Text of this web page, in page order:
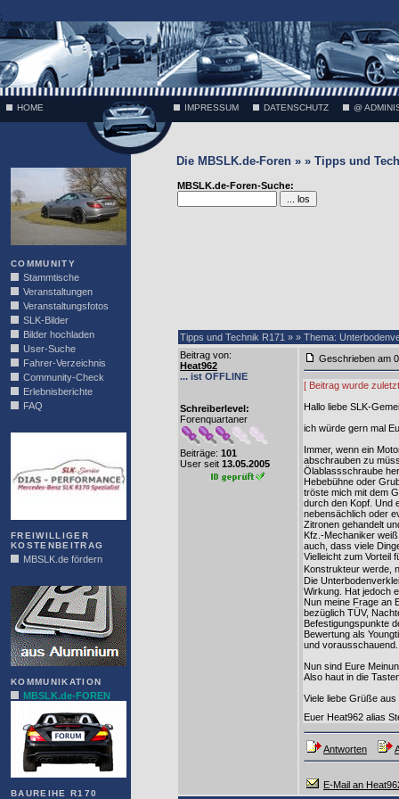
;
HOME IMPRESSUM DATENSCHUTZ @
COMMUNITY
Stammtische
Veranstaltungen
Veranstaltungsfotos
SLK-Bilder
Bilder hochladen
User-Suche
Fahrer-Verzeichnis
Community-Check
Erlebnisberichte
FAQ
FREIWILLIGER
KOSTENBEITRAG
MBSLK.de fördern
KOMMUNIKATION
MBSLK.de-FOREN
BAUREIHE R170
Die MBSLK.de-Foren » » Tipps und
MBSLK.de-Foren-Suche:
Tipps und Technik R171 » » Thema:
Beitrag von:
Heat962
... ist OFFLINE
Schreiberlevel:
Forenquartaner
Beiträge: 101
User seit 13.05.2005
Geschrieben am
[ Beitrag wurde
Hallo liebe SLK-
ich würde gern mal
Immer, wenn ein
abschrauben zu
Ölablassschraube
Hebebühne oder
tröste mich mit dem
durch den Kopf. Und
nebensächlich oder
Zitronen gehandelt
Kfz.-Mechaniker
auch, dass viele
Vielleicht zum Vorteil
Konstrukteur werde,
Die
Wirkung. Hat jedoch
Nun meine Frage an
bezüglich TÜV,
Befestigungspunkte
Bewertung als
und vorausschauend.
Nun sind Eure
Also haut in die
Viele liebe Grüße
Euer Heat962 alias
Antworten
E-Mail an